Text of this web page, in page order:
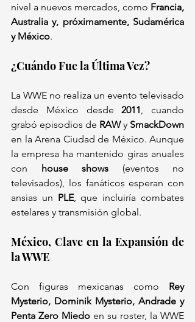
nivel a nuevos mercados, como Francia,
Australia y, próximamente, Sudamérica
y México.
¿Cuándo Fue la Última Vez?
La WWE no realiza un evento televisado
desde México desde 2011
, cuando
grabó episodios de RAW y SmackDown
en la Arena Ciudad de México. Aunque
la empresa ha mantenido giras anuales
con house shows (eventos no
televisados), los fanáticos esperan con
ansias un PLE, que incluiría combates
estelares y transmisión global.
México, Clave en la Expansión de
la WWE
Con figuras mexicanas como Rey
Mysterio, Dominik Mysterio, Andrade y
Penta Zero Miedo en su roster, la WWE